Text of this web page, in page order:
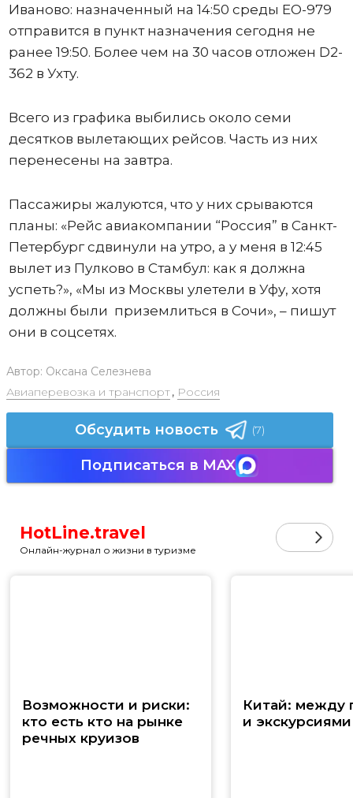
Иваново: назначенный на 14:50 среды ЕО-979
отправится в пункт назначения сегодня не
ранее 19:50. Более чем на 30 часов отложен D2-
362 в Ухту.
Всего из графика выбились около семи
десятков вылетающих рейсов. Часть из них
перенесены на завтра.
Пассажиры жалуются, что у них срываются
планы: «Рейс авиакомпании “Россия” в Санкт-
Петербург сдвинули на утро, а у меня в 12:45
вылет из Пулково в Стамбул: как я должна
успеть?», «Мы из Москвы улетели в Уфу, хотя
должны были приземлиться в Сочи», – пишут
они в соцсетях.
Автор: Оксана Селезнева
Авиаперевозка и транспорт, Россия
Обсудить новость (7)
Подписаться в MAX
HotLine.travel
Онлайн-журнал о жизни в туризме
Возможности и риски:
кто есть кто на рынке
речных круизов
Китай: между
и экскурсиями